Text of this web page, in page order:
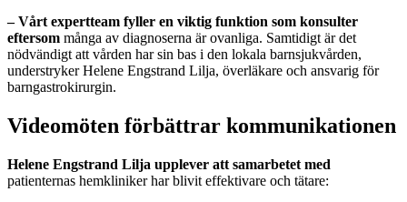
– Vårt expertteam fyller en viktig funktion som konsulter
eftersom många av diagnoserna är ovanliga. Samtidigt är det
nödvändigt att vården har sin bas i den lokala barnsjukvården,
understryker Helene Engstrand Lilja, överläkare och ansvarig för
barngastrokirurgin.
Videomöten förbättrar kommunikationen
Helene Engstrand Lilja upplever att samarbetet med
patienternas hemkliniker har blivit effektivare och tätare: